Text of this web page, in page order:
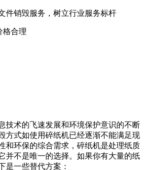
件销毁服务，树立行业服务标杆
格合理
技术的飞速发展和环境保护意识的不断
方式如使用碎纸机已经逐渐不能满足现
和环保的综合需求，碎纸机是处理纸质
并不是唯一的选择。如果你有大量的纸
是一些替代方案：